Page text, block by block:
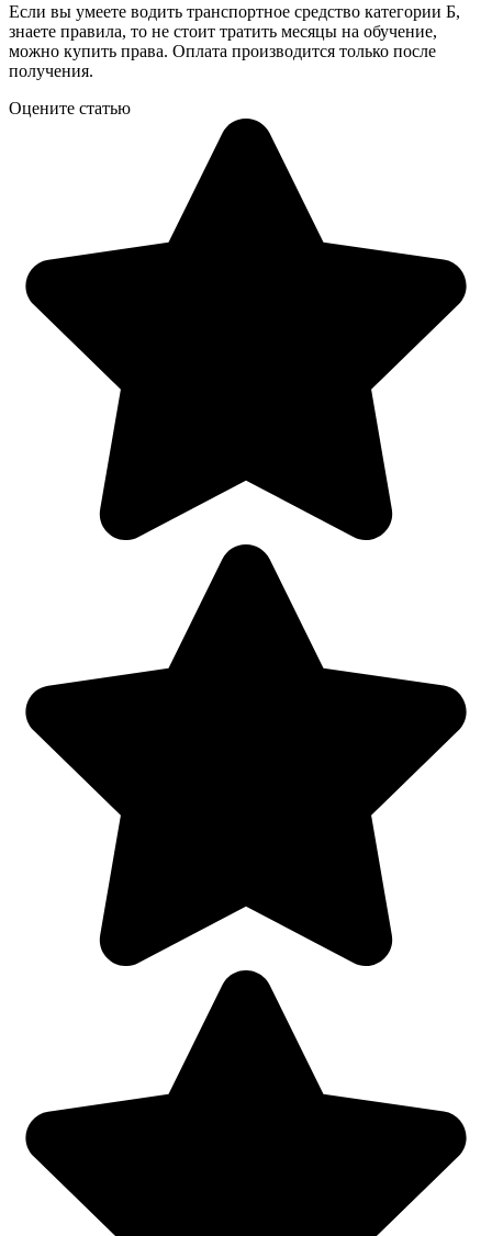
Если вы умеете водить транспортное средство категории Б,
знаете правила, то не стоит тратить месяцы на обучение,
можно купить права. Оплата производится только после
получения.
Оцените статью